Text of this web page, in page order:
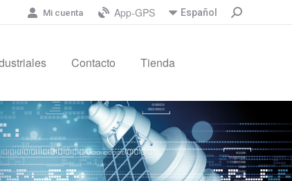
Mi cuenta App-GPS Español
Contacto Tienda